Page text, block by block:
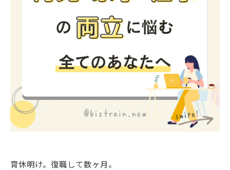
育休明け。復職して数ヶ月。